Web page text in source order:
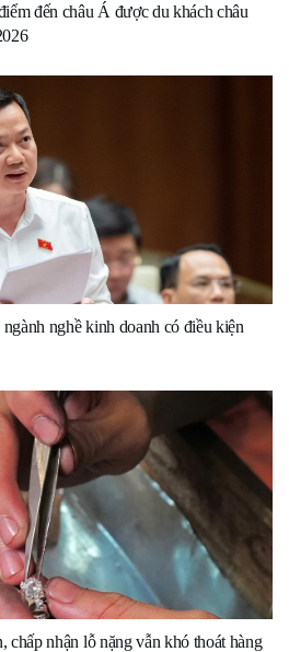
đến châu Á được du khách châu
nghề kinh doanh có điều kiện
chấp nhận lỗ nặng vẫn khó thoát hàng